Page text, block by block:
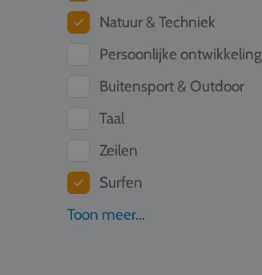
Natuur & Techniek
Persoonlijke ontwikkeling
Buitensport & Outdoor
Taal
Zeilen
Surfen
Toon meer...